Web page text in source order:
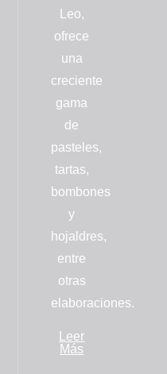
Leo,
ofrece
una
creciente
gama
de
pasteles,
tartas,
bombones
y
hojaldres,
entre
otras
elaboraciones.
Leer
Más